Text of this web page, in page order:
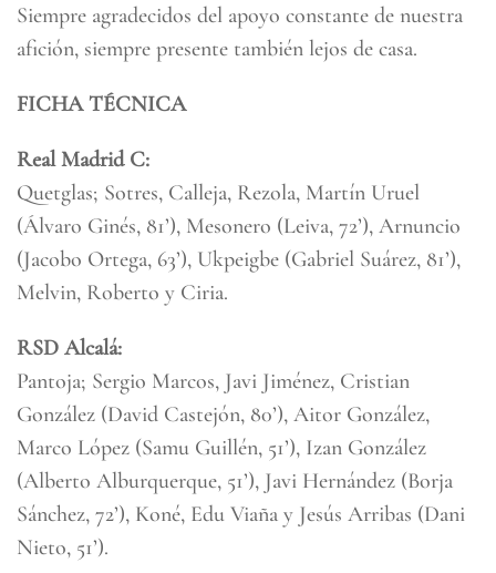
Siempre agradecidos del apoyo constante de nuestra
afición, siempre presente también lejos de casa.
FICHA TÉCNICA
Real Madrid C:
Quetglas; Sotres, Calleja, Rezola, Martín Uruel
(Álvaro Ginés, 81’), Mesonero (Leiva, 72’), Arnuncio
(Jacobo Ortega, 63’), Ukpeigbe (Gabriel Suárez, 81’),
Melvin, Roberto y Ciria.
RSD Alcalá:
Pantoja; Sergio Marcos, Javi Jiménez, Cristian
González (David Castejón, 80’), Aitor González,
Marco López (Samu Guillén, 51’), Izan González
(Alberto Alburquerque, 51’), Javi Hernández (Borja
Sánchez, 72’), Koné, Edu Viaña y Jesús Arribas (Dani
Nieto, 51’).